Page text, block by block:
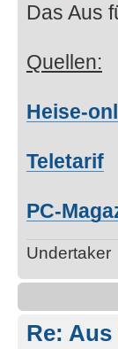
Das Aus
Quellen:
Heise-
Teletarif
PC-
Undertaker
Re: